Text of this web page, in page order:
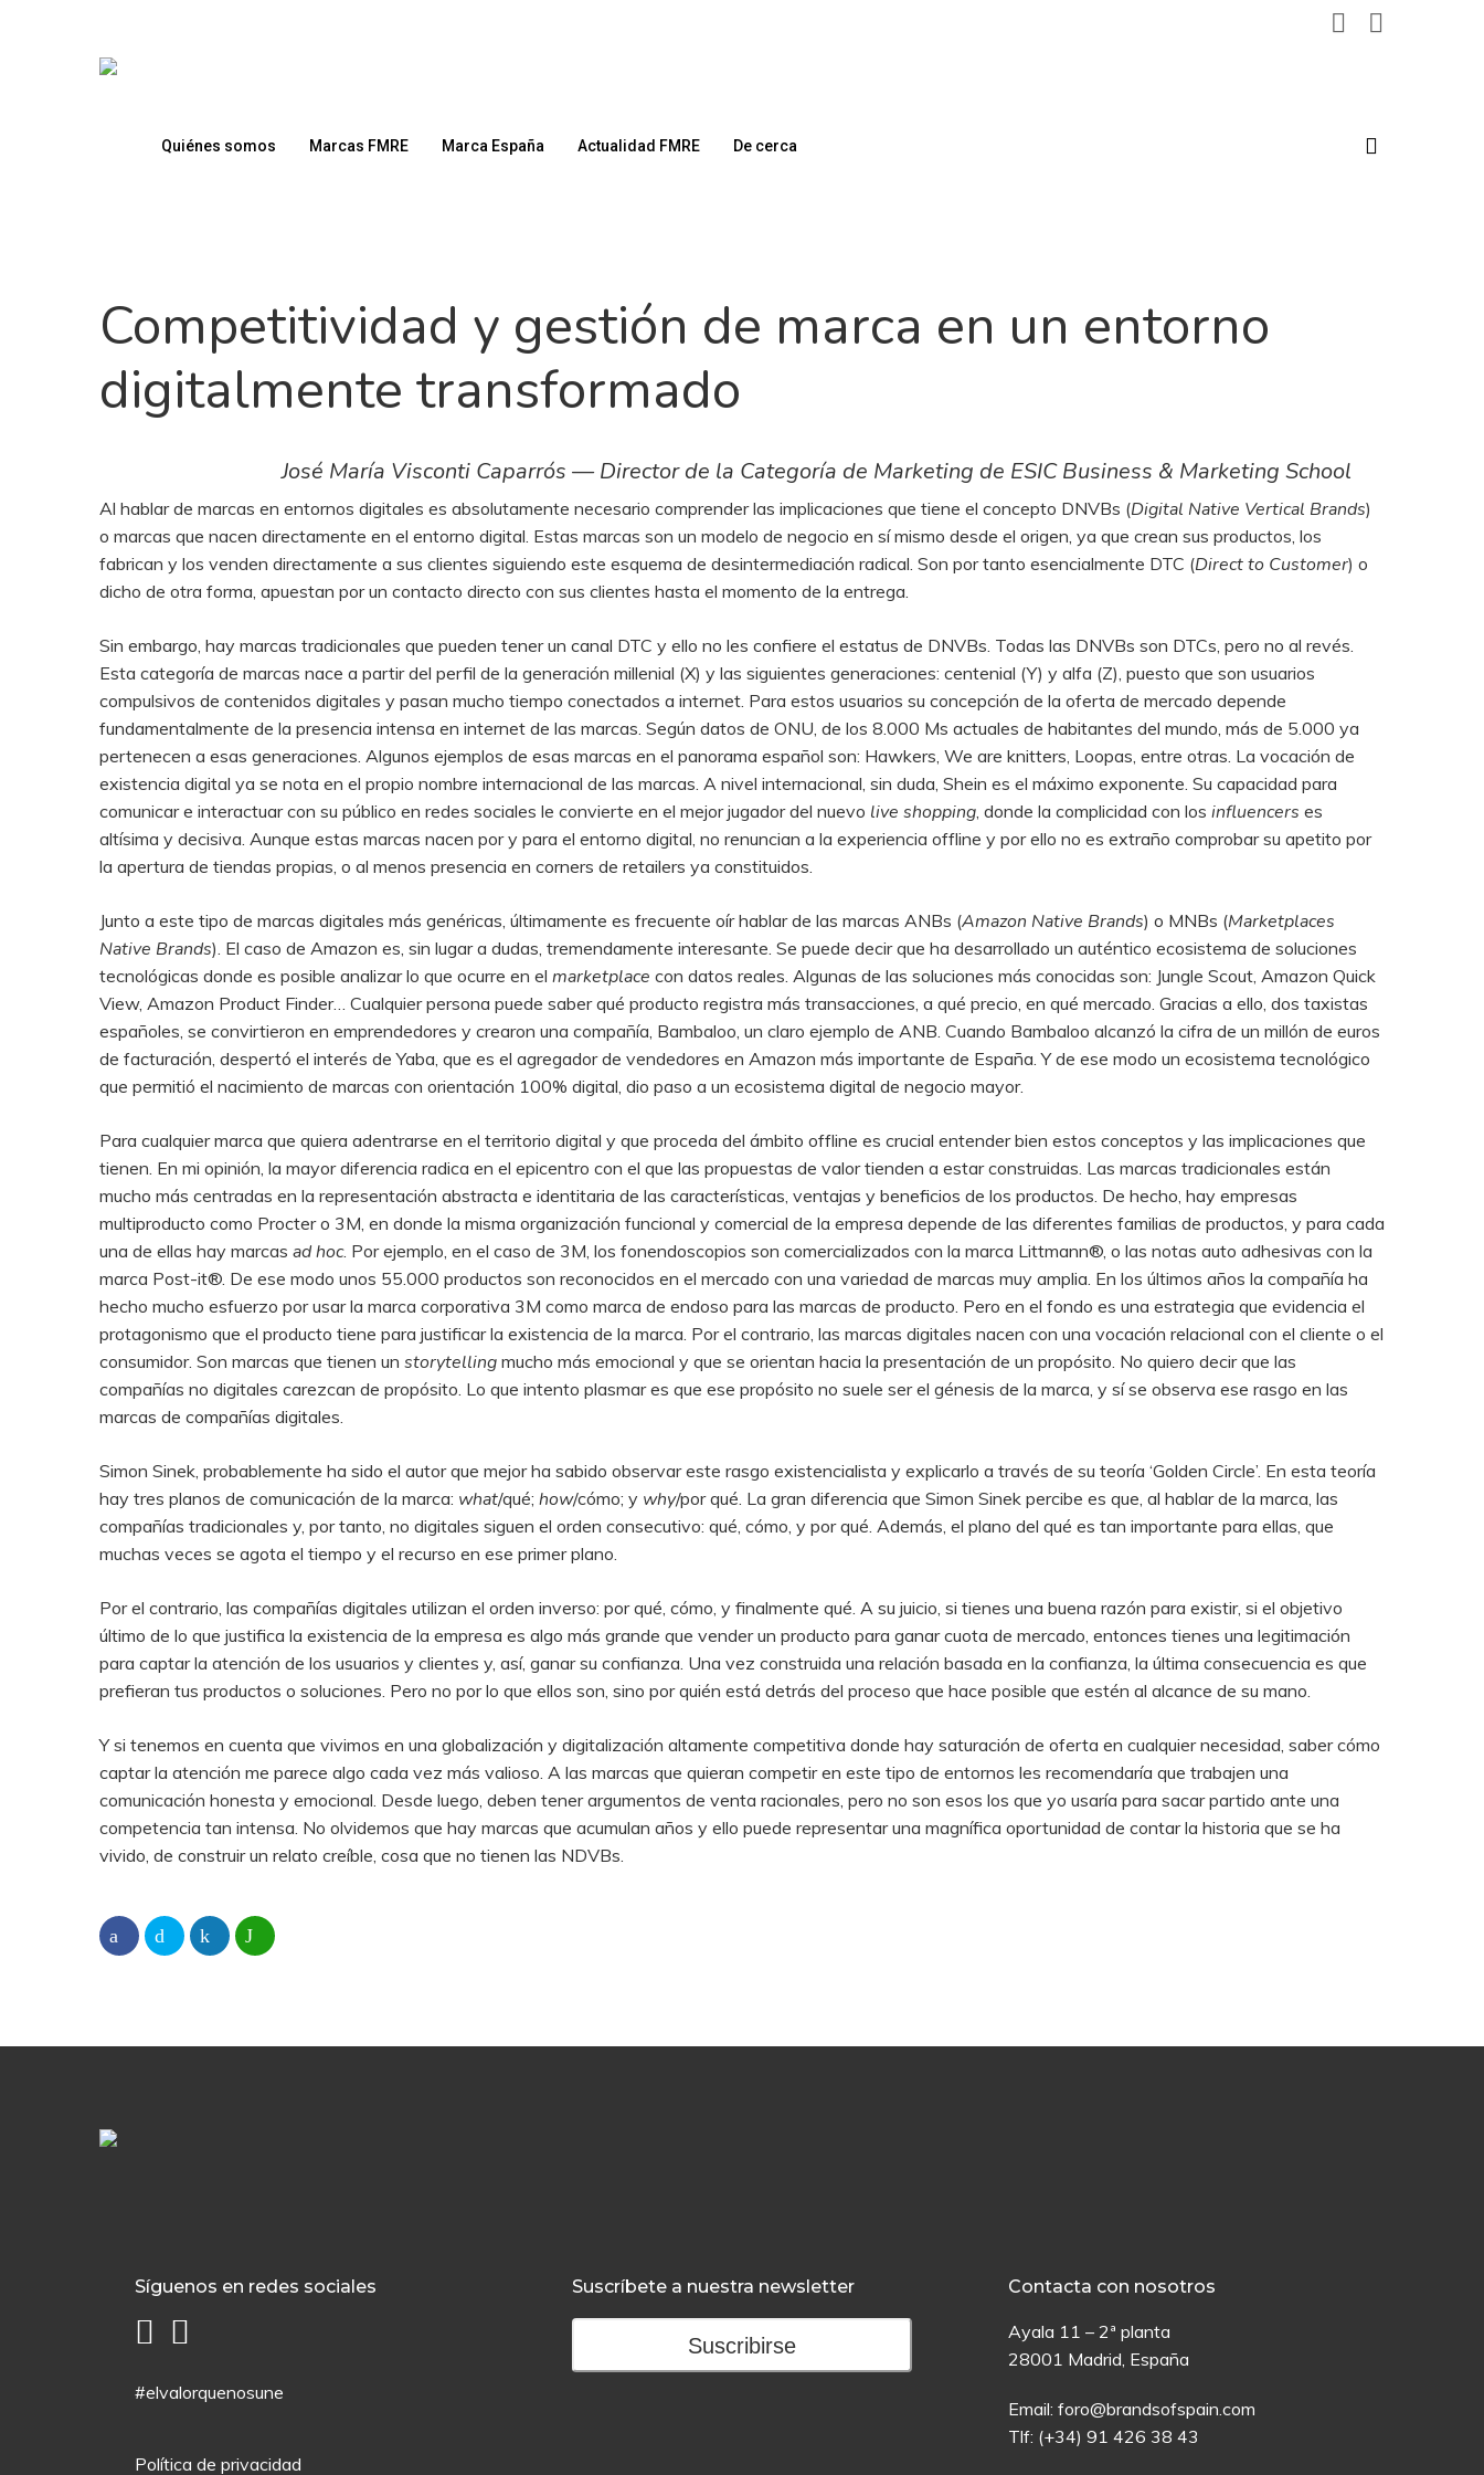
Presione enter para buscar o ESC para cerrar
Quiénes somos Marcas FMRE Marca España Actualidad FMRE De cerca
Competitividad y gestión de marca en un entorno
digitalmente transformado
José María Visconti Caparrós — Director de la Categoría de Marketing de ESIC Business & Marketing School
Al hablar de marcas en entornos digitales es absolutamente necesario comprender las implicaciones que tiene el concepto DNVBs (Digital Native Vertical Brands)
o marcas que nacen directamente en el entorno digital. Estas marcas son un modelo de negocio en sí mismo desde el origen, ya que crean sus productos, los
fabrican y los venden directamente a sus clientes siguiendo este esquema de desintermediación radical. Son por tanto esencialmente DTC (Direct to Customer) o
dicho de otra forma, apuestan por un contacto directo con sus clientes hasta el momento de la entrega.
Sin embargo, hay marcas tradicionales que pueden tener un canal DTC y ello no les confiere el estatus de DNVBs. Todas las DNVBs son DTCs, pero no al revés.
Esta categoría de marcas nace a partir del perfil de la generación millenial (X) y las siguientes generaciones: centenial (Y) y alfa (Z), puesto que son usuarios
compulsivos de contenidos digitales y pasan mucho tiempo conectados a internet. Para estos usuarios su concepción de la oferta de mercado depende
fundamentalmente de la presencia intensa en internet de las marcas. Según datos de ONU, de los 8.000 Ms actuales de habitantes del mundo, más de 5.000 ya
pertenecen a esas generaciones. Algunos ejemplos de esas marcas en el panorama español son: Hawkers, We are knitters, Loopas, entre otras. La vocación de
existencia digital ya se nota en el propio nombre internacional de las marcas. A nivel internacional, sin duda, Shein es el máximo exponente. Su capacidad para
comunicar e interactuar con su público en redes sociales le convierte en el mejor jugador del nuevo live shopping, donde la complicidad con los influencers es
altísima y decisiva. Aunque estas marcas nacen por y para el entorno digital, no renuncian a la experiencia offline y por ello no es extraño comprobar su apetito por
la apertura de tiendas propias, o al menos presencia en corners de retailers ya constituidos.
Junto a este tipo de marcas digitales más genéricas, últimamente es frecuente oír hablar de las marcas ANBs (Amazon Native Brands) o MNBs (Marketplaces
Native Brands). El caso de Amazon es, sin lugar a dudas, tremendamente interesante. Se puede decir que ha desarrollado un auténtico ecosistema de soluciones
tecnológicas donde es posible analizar lo que ocurre en el marketplace con datos reales. Algunas de las soluciones más conocidas son: Jungle Scout, Amazon Quick
View, Amazon Product Finder… Cualquier persona puede saber qué producto registra más transacciones, a qué precio, en qué mercado. Gracias a ello, dos taxistas
españoles, se convirtieron en emprendedores y crearon una compañía, Bambaloo, un claro ejemplo de ANB. Cuando Bambaloo alcanzó la cifra de un millón de euros
de facturación, despertó el interés de Yaba, que es el agregador de vendedores en Amazon más importante de España. Y de ese modo un ecosistema tecnológico
que permitió el nacimiento de marcas con orientación 100% digital, dio paso a un ecosistema digital de negocio mayor.
Para cualquier marca que quiera adentrarse en el territorio digital y que proceda del ámbito offline es crucial entender bien estos conceptos y las implicaciones que
tienen. En mi opinión, la mayor diferencia radica en el epicentro con el que las propuestas de valor tienden a estar construidas. Las marcas tradicionales están
mucho más centradas en la representación abstracta e identitaria de las características, ventajas y beneficios de los productos. De hecho, hay empresas
multiproducto como Procter o 3M, en donde la misma organización funcional y comercial de la empresa depende de las diferentes familias de productos, y para cada
una de ellas hay marcas ad hoc. Por ejemplo, en el caso de 3M, los fonendoscopios son comercializados con la marca Littmann®, o las notas auto adhesivas con la
marca Post-it®. De ese modo unos 55.000 productos son reconocidos en el mercado con una variedad de marcas muy amplia. En los últimos años la compañía ha
hecho mucho esfuerzo por usar la marca corporativa 3M como marca de endoso para las marcas de producto. Pero en el fondo es una estrategia que evidencia el
protagonismo que el producto tiene para justificar la existencia de la marca. Por el contrario, las marcas digitales nacen con una vocación relacional con el cliente o el
consumidor. Son marcas que tienen un storytelling mucho más emocional y que se orientan hacia la presentación de un propósito. No quiero decir que las
compañías no digitales carezcan de propósito. Lo que intento plasmar es que ese propósito no suele ser el génesis de la marca, y sí se observa ese rasgo en las
marcas de compañías digitales.
Simon Sinek, probablemente ha sido el autor que mejor ha sabido observar este rasgo existencialista y explicarlo a través de su teoría ‘Golden Circle’. En esta teoría
hay tres planos de comunicación de la marca: what/qué; how/cómo; y why/por qué. La gran diferencia que Simon Sinek percibe es que, al hablar de la marca, las
compañías tradicionales y, por tanto, no digitales siguen el orden consecutivo: qué, cómo, y por qué. Además, el plano del qué es tan importante para ellas, que
muchas veces se agota el tiempo y el recurso en ese primer plano.
Por el contrario, las compañías digitales utilizan el orden inverso: por qué, cómo, y finalmente qué. A su juicio, si tienes una buena razón para existir, si el objetivo
último de lo que justifica la existencia de la empresa es algo más grande que vender un producto para ganar cuota de mercado, entonces tienes una legitimación
para captar la atención de los usuarios y clientes y, así, ganar su confianza. Una vez construida una relación basada en la confianza, la última consecuencia es que
prefieran tus productos o soluciones. Pero no por lo que ellos son, sino por quién está detrás del proceso que hace posible que estén al alcance de su mano.
Y si tenemos en cuenta que vivimos en una globalización y digitalización altamente competitiva donde hay saturación de oferta en cualquier necesidad, saber cómo
captar la atención me parece algo cada vez más valioso. A las marcas que quieran competir en este tipo de entornos les recomendaría que trabajen una
comunicación honesta y emocional. Desde luego, deben tener argumentos de venta racionales, pero no son esos los que yo usaría para sacar partido ante una
competencia tan intensa. No olvidemos que hay marcas que acumulan años y ello puede representar una magnífica oportunidad de contar la historia que se ha
vivido, de construir un relato creíble, cosa que no tienen las NDVBs.
Síguenos en redes sociales
#elvalorquenosune
Política de privacidad
Suscríbete a nuestra newsletter
Suscribirse
Contacta con nosotros
Ayala 11 – 2ª planta
28001 Madrid, España
Email:foro@brandsofspain.com
Tlf: (+34) 91 426 38 43